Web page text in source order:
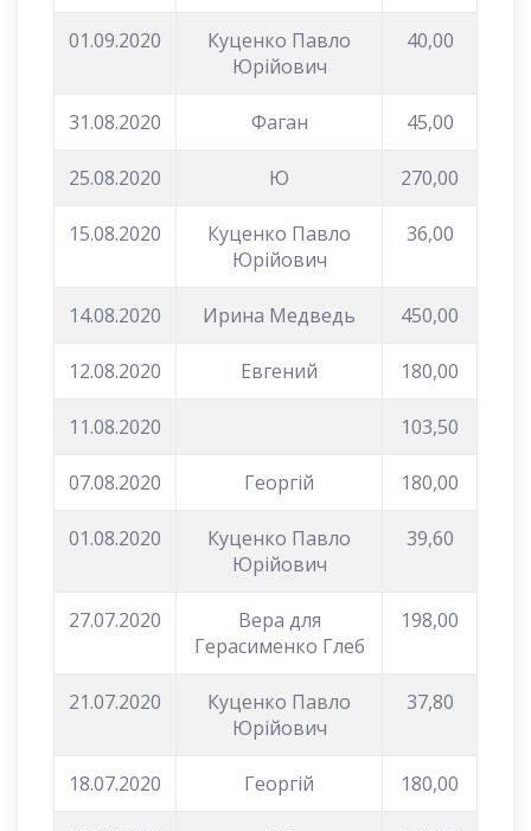
01.09.2020
Куценко Павло
Юрійович
40,00
31.08.2020 Фаган 45,00
25.08.2020 Ю 270,00
15.08.2020
Куценко Павло
Юрійович
36,00
14.08.2020 Ирина Медведь 450,00
12.08.2020 Евгений 180,00
11.08.2020 103,50
07.08.2020 Георгій 180,00
01.08.2020
Куценко Павло
Юрійович
39,60
27.07.2020
Вера для
Герасименко Глеб
198,00
21.07.2020
Куценко Павло
Юрійович
37,80
18.07.2020 Георгій 180,00